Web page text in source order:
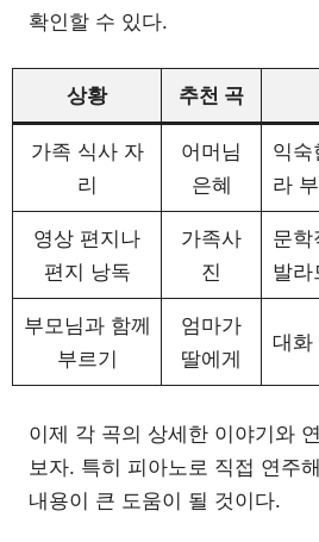
확인할 수 있다.
상황 추천 곡
가족 식사 자
리
어머님
은혜
익숙
라
영상 편지나
편지 낭독
가족사
진
문학
발라
부모님과 함께
부르기
엄마가
딸에게
대화
이제 각 곡의 상세한 이야기와
보자. 특히 피아노로 직접 연주
내용이 큰 도움이 될 것이다.